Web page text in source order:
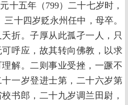
十五年（799）二十七岁时，
十四岁贬永州任中，母卒。
折。子厚从此孤孑一人，只
呼应，故其转向佛教，以求
解。二则事业受挫，一蹶不
一岁登进士第，二十六岁第
书郎，二十九岁调兰田尉，